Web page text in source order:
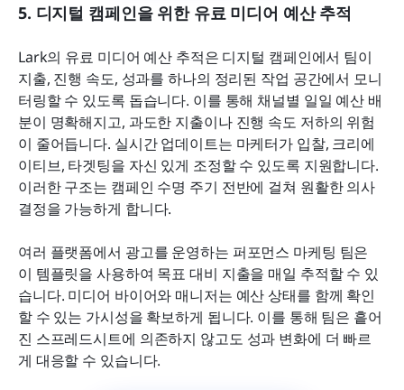
5. 디지털 캠페인을 위한 유료 미디어 예산 추적
Lark의 유료 미디어 예산 추적은 디지털 캠페인에서 팀이
지출, 진행 속도, 성과를 하나의 정리된 작업 공간에서 모니
터링할 수 있도록 돕습니다. 이를 통해 채널별 일일 예산 배
분이 명확해지고, 과도한 지출이나 진행 속도 저하의 위험
이 줄어듭니다. 실시간 업데이트는 마케터가 입찰, 크리에
이티브, 타겟팅을 자신 있게 조정할 수 있도록 지원합니다.
이러한 구조는 캠페인 수명 주기 전반에 걸쳐 원활한 의사
결정을 가능하게 합니다.
여러 플랫폼에서 광고를 운영하는 퍼포먼스 마케팅 팀은
이 템플릿을 사용하여 목표 대비 지출을 매일 추적할 수 있
습니다. 미디어 바이어와 매니저는 예산 상태를 함께 확인
할 수 있는 가시성을 확보하게 됩니다. 이를 통해 팀은 흩어
진 스프레드시트에 의존하지 않고도 성과 변화에 더 빠르
게 대응할 수 있습니다.